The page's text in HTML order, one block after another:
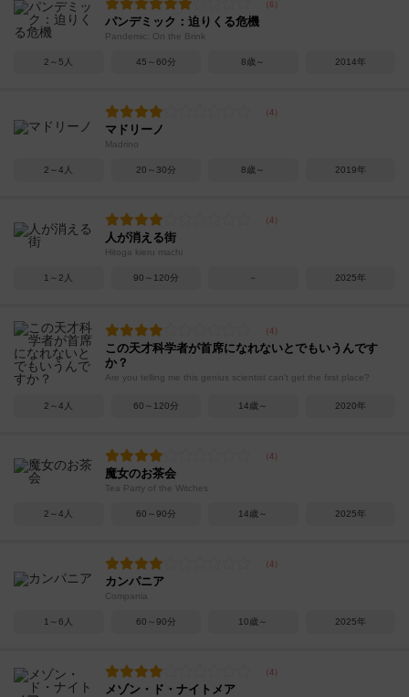
パンデミック：迫りくる危機
Pandemic: On the Brink
2～5人 45～60分 8歳～ 2014年
マドリーノ
Madrino
2～4人 20～30分 8歳～ 2019年
人が消える街
Hitoga kieru machi
1～2人 90～120分 － 2025年
この天才科学者が首席になれないとでもいうんです
か？
Are you telling me this genius scientist can't get the first place?
2～4人 60～120分 14歳～ 2020年
魔女のお茶会
Tea Party of the Witches
2～4人 60～90分 14歳～ 2025年
カンパニア
Compania
1～6人 60～90分 10歳～ 2025年
メゾン・ド・ナイトメア